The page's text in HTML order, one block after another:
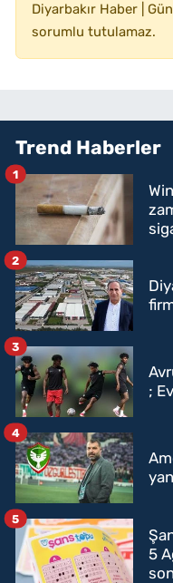
Diyarbakır Haber |
sorumlu tutulamaz.
Trend Haberler
1
2
;
3
4
5
5